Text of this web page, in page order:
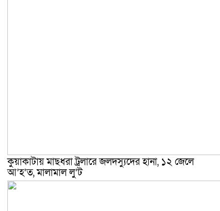
কুয়াকাটায় মাছধরা ট্রলারে জলদস্যুদের হানা, ১২ জেলে
আ’হ’ত, মালামাল লু’ট